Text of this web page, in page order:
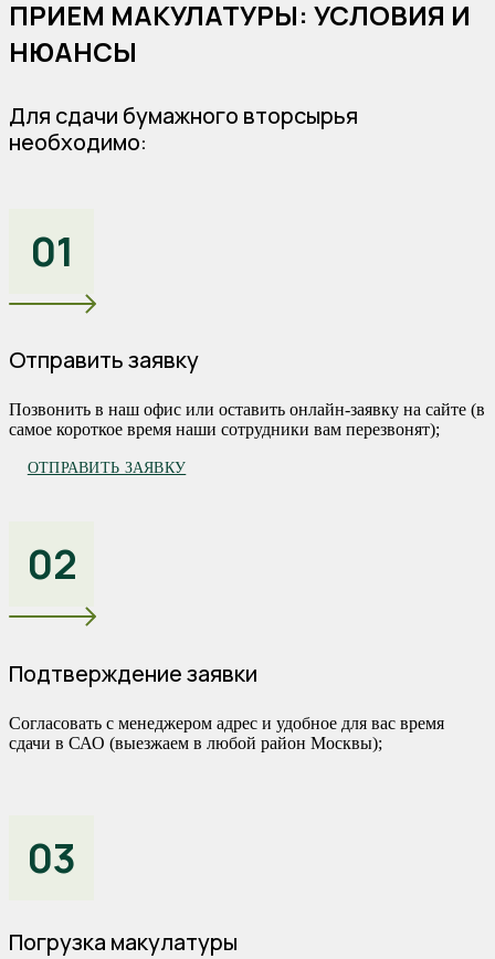
ПРИЕМ МАКУЛАТУРЫ: УСЛОВИЯ И
НЮАНСЫ
Для сдачи бумажного вторсырья
необходимо:
01
Отправить заявку
Позвонить в наш офис или оставить онлайн-заявку на сайте (в
самое короткое время наши сотрудники вам перезвонят);
ОТПРАВИТЬ ЗАЯВКУ
02
Подтверждение заявки
Согласовать с менеджером адрес и удобное для вас время
сдачи в САО (выезжаем в любой район Москвы);
03
Погрузка макулатуры